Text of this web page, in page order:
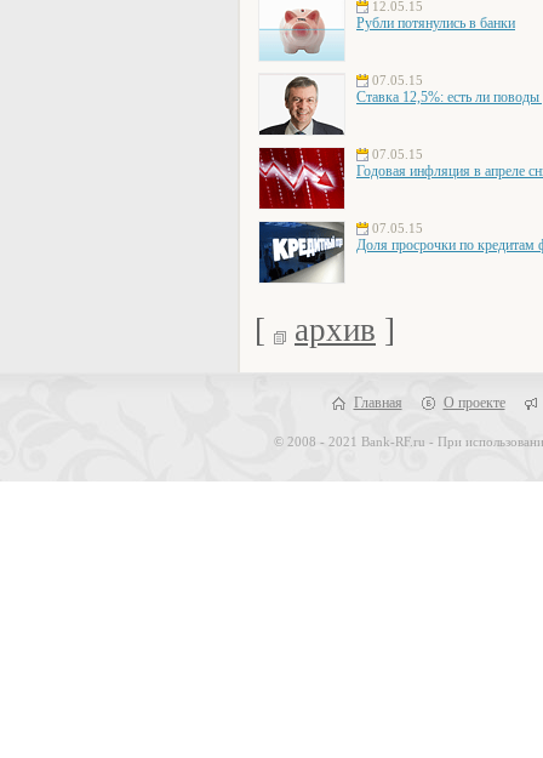
12.05.15
Рубли потянулись в банки
07.05.15
Ставка 12,5%: есть ли поводы
07.05.15
Годовая инфляция в апреле
07.05.15
Доля просрочки по кредитам
[ архив ]
Главная О проекте
© 2008 - 2021 Bank-RF.ru - При